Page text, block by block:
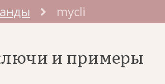
mycli
и примеры